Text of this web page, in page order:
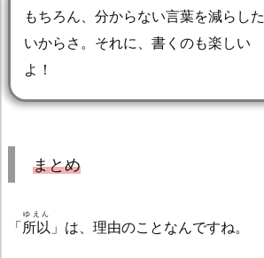
もちろん、分からない言葉を減らした
いからさ。それに、書くのも楽しい
よ！
まとめ
「所以
ゆえん
」は、理由のことなんですね。